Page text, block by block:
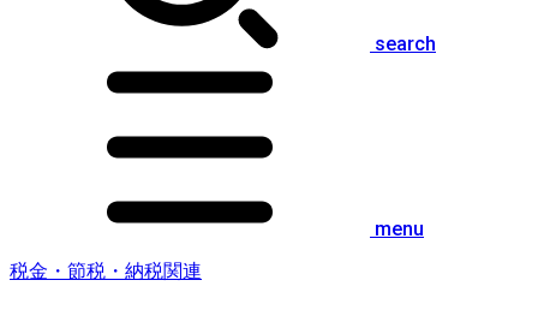
search
menu
税金・節税・納税関連